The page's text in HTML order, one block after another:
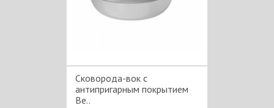
Сковорода-вок с
антипригарным покрытием
Be..